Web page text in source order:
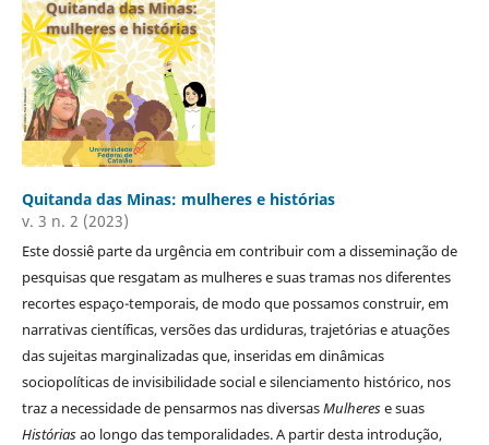
Quitanda das Minas: mulheres e histórias
v. 3 n. 2 (2023)
Este dossiê parte da urgência em contribuir com a disseminação de
pesquisas que resgatam as mulheres e suas tramas nos diferentes
recortes espaço-temporais, de modo que possamos construir, em
narrativas científicas, versões das urdiduras, trajetórias e atuações
das sujeitas marginalizadas que, inseridas em dinâmicas
sociopolíticas de invisibilidade social e silenciamento histórico, nos
traz a necessidade de pensarmos nas diversasMulherese suas
Históriasao longo das temporalidades. A partir desta introdução,